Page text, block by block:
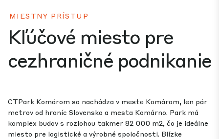
MIESTNY PRÍSTUP
Kľúčové miesto pre
cezhraničné podnikanie
CTPark Komárom sa nachádza v meste Komárom, len pár
metrov od hraníc Slovenska a mesta Komárno. Park má
komplex budov s rozlohou takmer 82 000 m2, čo je ideálne
miesto pre logistické a výrobné spoločnosti. Blízke